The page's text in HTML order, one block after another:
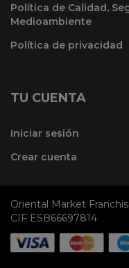
Política de Calidad,
Medioambiente
Política de privacidad
TU CUENTA
Iniciar sesión
Crear cuenta
Oriental Market
CIF ESB66697814